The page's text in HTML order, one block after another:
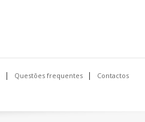
Questões frequentes Contactos